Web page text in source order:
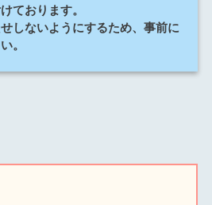
ております。
しないようにするため、事前に
。